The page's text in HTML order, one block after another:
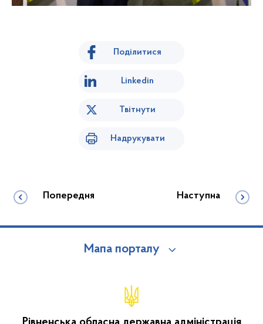
Поділитися
Linkedin
Твітнути
Надрукувати
Попередня Наступна
Мапа порталу